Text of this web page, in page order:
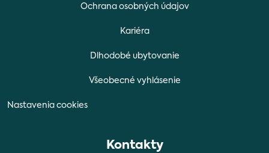
Ochrana osobných údajov
Kariéra
Dlhodobé ubytovanie
Všeobecné vyhlásenie
Nastavenia cookies
Kontakty